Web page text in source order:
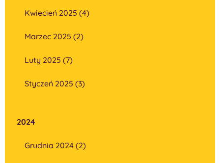
Kwiecień 2025 (4)
Marzec 2025 (2)
Luty 2025 (7)
Styczeń 2025 (3)
2024
Grudnia 2024 (2)